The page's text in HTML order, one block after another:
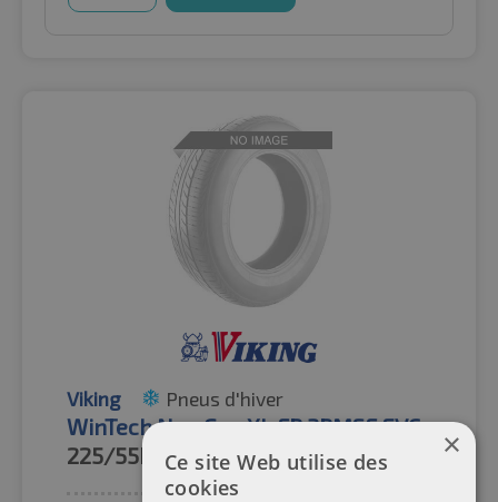
Viking Pneus d'hiver
WinTech NewGen XL FR 3PMSF EVC
225/55R19103V ×
Ce site Web utilise des
cookies